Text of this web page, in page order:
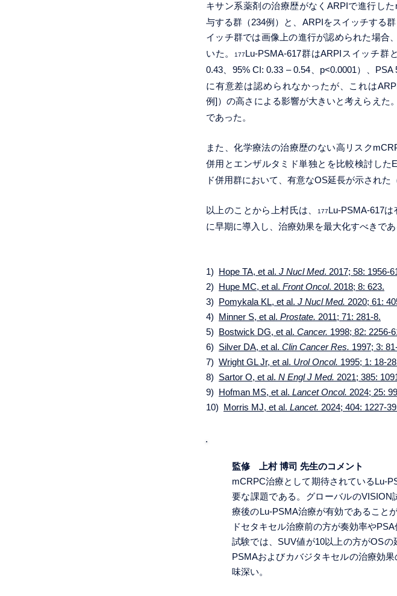
キサン系薬剤の治療歴がなくARPIで進行した
与する群（234例）と、ARPIをスイッチする
イッチ群では画像上の進行が認められた場合、
いた。
177Lu-PSMA-617群はARPIスイッチ群
0.43、95% CI: 0.33 – 0.54、p<0.0001）、
に有意差は認められなかったが、これは
例]）の高さによる影響が大きいと考えらえた
であった。
また、化学療法の治療歴のない高リスク
併用とエンザルタミド単独とを比較検討した
ド併用群において、有意なOS延長が示された
以上のことから上村氏は、 177Lu-PSMA-617
に早期に導入し、治療効果を最大化すべきであ
1) Hope TA, et al. J Nucl Med. 2017; 58: 1956-
2) Hupe MC, et al. Front Oncol. 2018; 8: 623.
3) Pomykala KL, et al. J Nucl Med. 2020; 61:
4) Minner S, et al. Prostate. 2011; 71: 281-8.
5) Bostwick DG, et al. Cancer. 1998; 82: 2256-
6) Silver DA, et al. Clin Cancer Res. 1997; 3:
7) Wright GL Jr, et al. Urol Oncol. 1995; 1: 18-
8) Sartor O, et al. N Engl J Med. 2021; 385:
9) Hofman MS, et al. Lancet Oncol. 2024; 25:
10) Morris MJ, et al. Lancet. 2024; 404: 1227-
監修 上村 博司 先生のコメント
mCRPC治療として期待されているLu-
要な課題である。グローバルの
療後のLu-PSMA治療が有効であること
ドセタキセル治療前の方が奏効率や
試験では、SUV値が10以上の方がOS
PSMAおよびカバジタキセルの治療効
味深い。